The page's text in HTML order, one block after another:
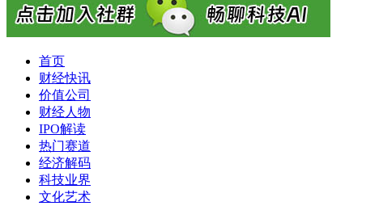
首页
财经快讯
价值公司
财经人物
IPO解读
热门赛道
经济解码
科技业界
文化艺术